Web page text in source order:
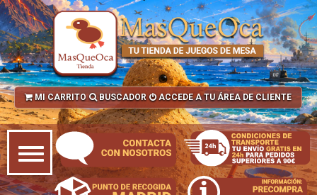
MI CARRITO BUSCADOR ACCEDE A TU ÁREA DE CLIENTE